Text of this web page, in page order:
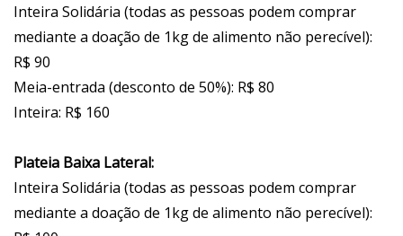
Inteira Solidária (todas as pessoas podem comprar
mediante a doação de 1kg de alimento não perecível):
R$ 90
Meia-entrada (desconto de 50%): R$ 80
Inteira: R$ 160
Plateia Baixa Lateral:
Inteira Solidária (todas as pessoas podem comprar
mediante a doação de 1kg de alimento não perecível):